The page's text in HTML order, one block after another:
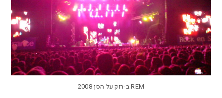
REM ב-רוק על הסן 2008